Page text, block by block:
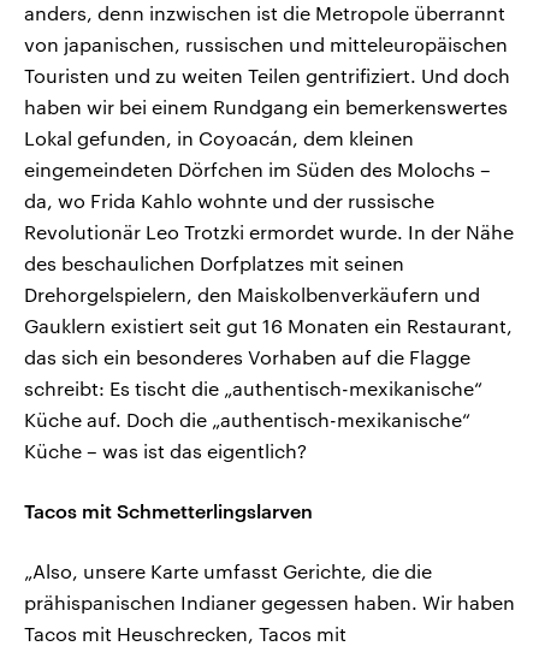
anders, denn inzwischen ist die Metropole überrannt
von japanischen, russischen und mitteleuropäischen
Touristen und zu weiten Teilen gentrifiziert. Und doch
haben wir bei einem Rundgang ein bemerkenswertes
Lokal gefunden, in Coyoacán, dem kleinen
eingemeindeten Dörfchen im Süden des Molochs –
da, wo Frida Kahlo wohnte und der russische
Revolutionär Leo Trotzki ermordet wurde. In der Nähe
des beschaulichen Dorfplatzes mit seinen
Drehorgelspielern, den Maiskolbenverkäufern und
Gauklern existiert seit gut 16 Monaten ein Restaurant,
das sich ein besonderes Vorhaben auf die Flagge
schreibt: Es tischt die „authentisch-mexikanische“
Küche auf. Doch die „authentisch-mexikanische“
Küche – was ist das eigentlich?
Tacos mit Schmetterlingslarven
„Also, unsere Karte umfasst Gerichte, die die
prähispanischen Indianer gegessen haben. Wir haben
Tacos mit Heuschrecken, Tacos mit